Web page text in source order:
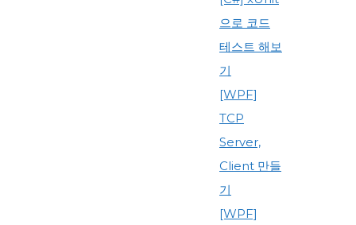
으로 코드
테스트 해보
기
[WPF]
TCP
Server,
Client 만들
기
[WPF]